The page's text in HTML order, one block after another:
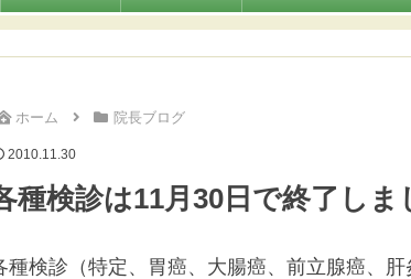
ホーム 院長ブログ
2010.11.30
種検診は11月30日で終了しま
種検診（特定、胃癌、大腸癌、前立腺癌、